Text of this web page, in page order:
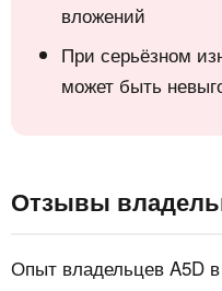
вложений
При серьёзном
может быть
Отзывы
Опыт владельцев A5D